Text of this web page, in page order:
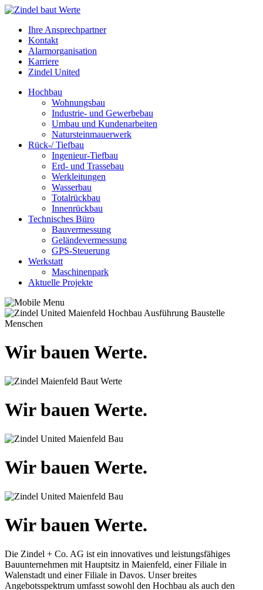
Ihre Ansprechpartner
Kontakt
Alarmorganisation
Karriere
Zindel United
Hochbau
Wohnungsbau
Industrie- und Gewerbebau
Umbau und Kundenarbeiten
Natursteinmauerwerk
Rück-/ Tiefbau
Ingenieur-Tiefbau
Erd- und Trassebau
Werkleitungen
Wasserbau
Totalrückbau
Innenrückbau
Technisches Büro
Bauvermessung
Geländevermessung
GPS-Steuerung
Werkstatt
Maschinenpark
Aktuelle Projekte
Wir bauen Werte.
Wir bauen Werte.
Wir bauen Werte.
Wir bauen Werte.
Die Zindel + Co. AG ist ein innovatives und leistungsfähiges
Bauunternehmen mit Hauptsitz in Maienfeld, einer Filiale in
Walenstadt und einer Filiale in Davos. Unser breites
Angebotsspektrum umfasst sowohl den Hochbau als auch den